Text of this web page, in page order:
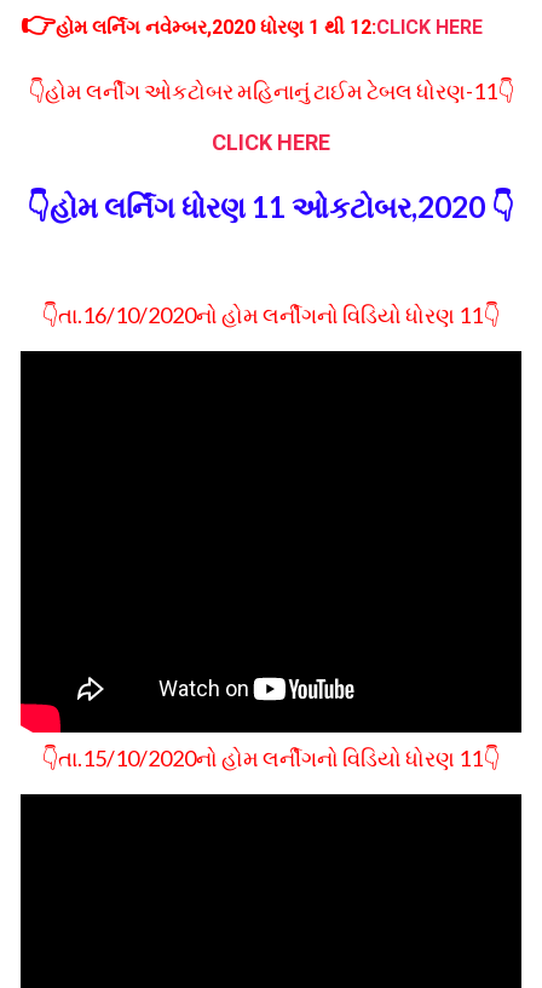
👉હોમ લર્નિંગ નવેમ્બર,2020 ધોરણ 1 થી 12:CLICK HERE
👇હોમ લર્નીગ ઓકટોબર મહિનાનું ટાઈમ ટેબલ ધોરણ-11👇
CLICK HERE
👇હોમ લર્નિંગ ધોરણ 11 ઓકટોબર,2020 👇
👇તા.16/10/2020નો હોમ લર્નીગનો વિડિયો ધોરણ 11👇
👇તા.15/10/2020નો હોમ લર્નીગનો વિડિયો ધોરણ 11👇